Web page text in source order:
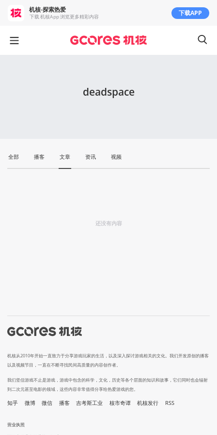
deadspace
全部 播客 文章 资讯 视频
还没有内容
机核从2010年开始一直致力于分享游戏玩家的生活，以及深入探讨游戏相关的文化。我们开发原创的播客
以及视频节目，一直在不断寻找民间高质量的内容创作者。
我们坚信游戏不止是游戏，游戏中包含的科学，文化，历史等各个层面的知识和故事，它们同时也会辐射
到二次元甚至电影的领域，这些内容非常值得分享给热爱游戏的您。
知乎 微博 微信 播客 吉考斯工业 核市奇谭 机核发行 RSS
营业执照
机核-探索热爱
下载 机核App 浏览更多精彩内容 下载APP